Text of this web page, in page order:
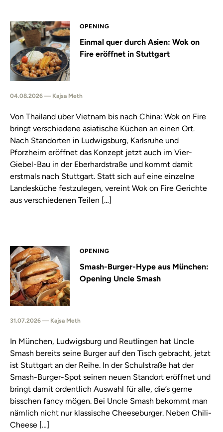
OPENING
Einmal quer durch Asien: Wok on
Fire eröffnet in Stuttgart
04.08.2026 — Kajsa Meth
Von Thailand über Vietnam bis nach China: Wok on Fire
bringt verschiedene asiatische Küchen an einen Ort.
Nach Standorten in Ludwigsburg, Karlsruhe und
Pforzheim eröffnet das Konzept jetzt auch im Vier-
Giebel-Bau in der Eberhardstraße und kommt damit
erstmals nach Stuttgart. Statt sich auf eine einzelne
Landesküche festzulegen, vereint Wok on Fire Gerichte
aus verschiedenen Teilen […]
OPENING
Smash-Burger-Hype aus München:
Opening Uncle Smash
31.07.2026 — Kajsa Meth
In München, Ludwigsburg und Reutlingen hat Uncle
Smash bereits seine Burger auf den Tisch gebracht, jetzt
ist Stuttgart an der Reihe. In der Schulstraße hat der
Smash-Burger-Spot seinen neuen Standort eröffnet und
bringt damit ordentlich Auswahl für alle, die’s gerne
bisschen fancy mögen. Bei Uncle Smash bekommt man
nämlich nicht nur klassische Cheeseburger. Neben Chili-
Cheese […]